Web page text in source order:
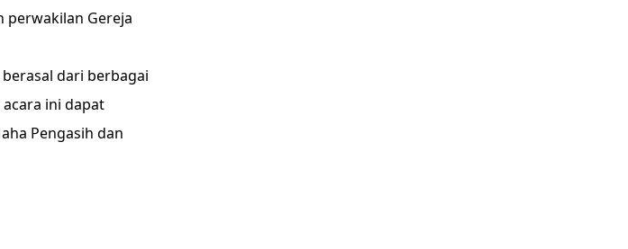
perwakilan Gereja
dari berbagai
ini dapat
Pengasih dan